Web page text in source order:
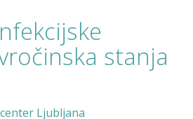
stanja
Ljubljana